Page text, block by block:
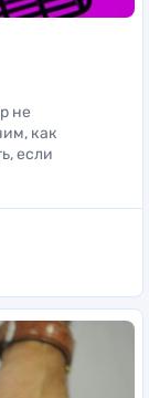
не
как
если